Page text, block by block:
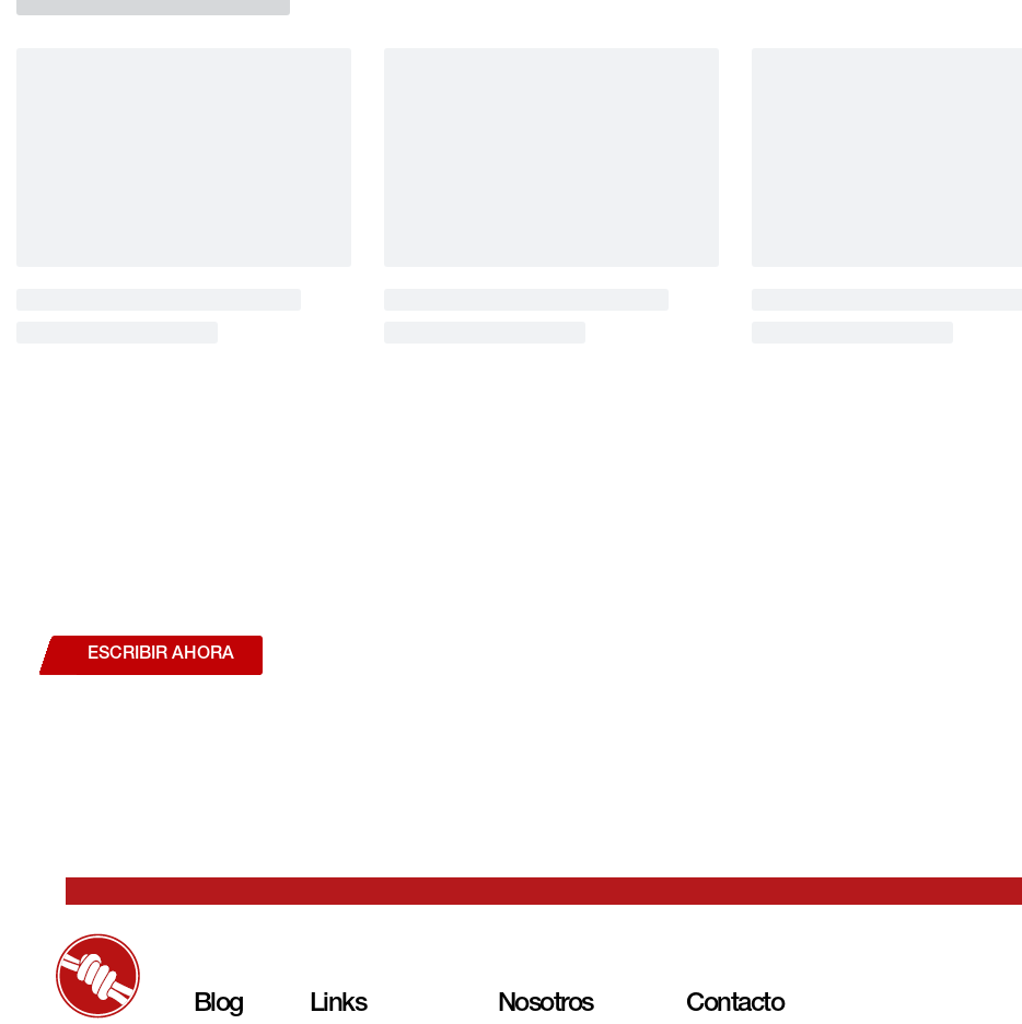
ESCRIBIR AHORA
Blog Links Nosotros Contacto